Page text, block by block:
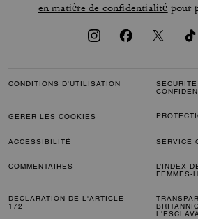
en matière de confidentialité pour
CONDITIONS D'UTILISATION
GÉRER LES COOKIES
ACCESSIBILITÉ SERVICE
COMMENTAIRES
L’INDEX
FEMMES-
DÉCLARATION DE L'ARTICLE
172